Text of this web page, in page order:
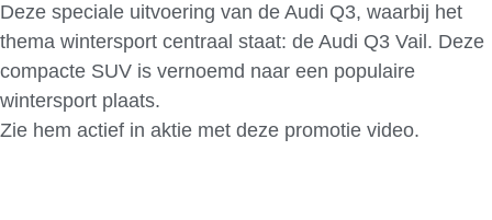
Deze speciale uitvoering van de Audi Q3, waarbij het
thema wintersport centraal staat: de Audi Q3 Vail. Deze
compacte SUV is vernoemd naar een populaire
wintersport plaats.
Zie hem actief in aktie met deze promotie video.